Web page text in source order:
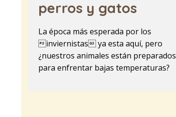
perros y gatos
La época más esperada por los
inviernistas ya esta aquí, pero
¿nuestros animales están preparados
para enfrentar bajas temperaturas?